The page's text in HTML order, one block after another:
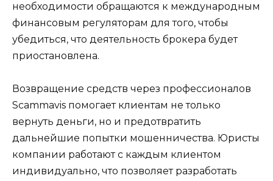
необходимости обращаются к международным
финансовым регуляторам для того, чтобы
убедиться, что деятельность брокера будет
приостановлена.
Возвращение средств через профессионалов
Scammavis помогает клиентам не только
вернуть деньги, но и предотвратить
дальнейшие попытки мошенничества. Юристы
компании работают с каждым клиентом
индивидуально, что позволяет разработать